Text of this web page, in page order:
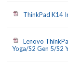
ThinkPad K14
Lenovo
Yoga/S2 Gen 5/S2